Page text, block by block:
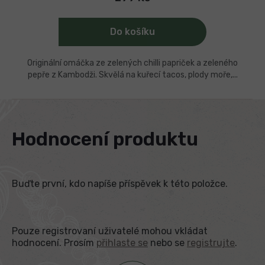
Do košíku
Originální omáčka ze zelených chilli papriček a zeleného
pepře z Kambodži. Skvělá na kuřecí tacos, plody moře,...
Hodnocení produktu
Buďte první, kdo napíše příspěvek k této položce.
Pouze registrovaní uživatelé mohou vkládat
hodnocení. Prosím přihlaste se nebo se registrujte.